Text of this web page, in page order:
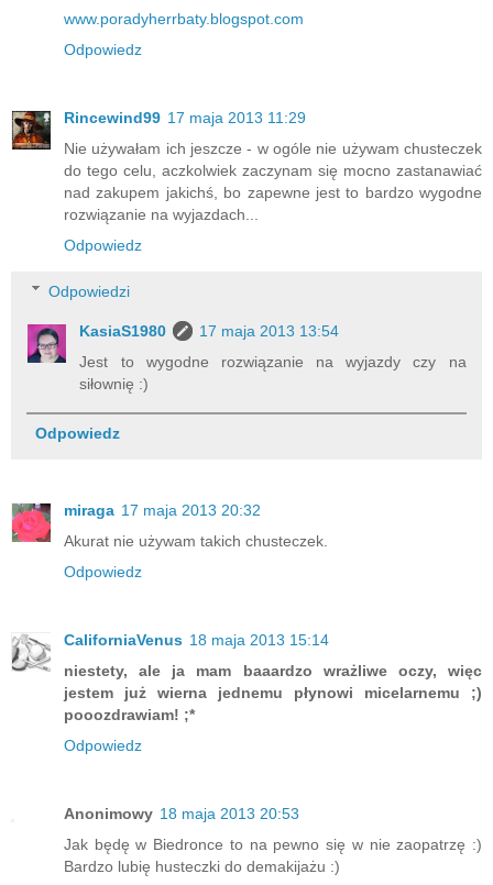
www.poradyherrbaty.blogspot.com
Odpowiedz
Rincewind99 17 maja 2013 11:29
Nie używałam ich jeszcze - w ogóle nie używam chusteczek
do tego celu, aczkolwiek zaczynam się mocno zastanawiać
nad zakupem jakichś, bo zapewne jest to bardzo wygodne
rozwiązanie na wyjazdach...
Odpowiedz
Odpowiedzi
KasiaS1980
17 maja 2013 13:54
Jest to wygodne rozwiązanie na wyjazdy czy na
siłownię :)
Odpowiedz
miraga 17 maja 2013 20:32
Akurat nie używam takich chusteczek.
Odpowiedz
CaliforniaVenus 18 maja 2013 15:14
niestety, ale ja mam baaardzo wrażliwe oczy, więc
jestem już wierna jednemu płynowi micelarnemu ;)
pooozdrawiam! ;*
Odpowiedz
Anonimowy 18 maja 2013 20:53
Jak będę w Biedronce to na pewno się w nie zaopatrzę :)
Bardzo lubię husteczki do demakijażu :)